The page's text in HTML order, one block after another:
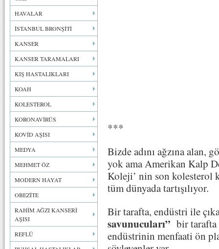
HAVALAR
İSTANBUL BRONŞİTİ
KANSER
KANSER TARAMALARI
KIŞ HASTALIKLARI
KOAH
KOLESTEROL
KORONAVİRÜS
KOVİD AŞISI
MEDYA
MEHMET ÖZ
MODERN HAYAT
OBEZİTE
RAHİM AĞZI KANSERİ
AŞISI
REFLÜ
***
Bizde adını ağzına alan,
yok ama Amerikan Kalp
Koleji’ nin son kolesterol
tüm dünyada tartışılıyor.
Bir tarafta, endüstri ile
savunucuları” bir tarafta
endüstrinin menfaati ön